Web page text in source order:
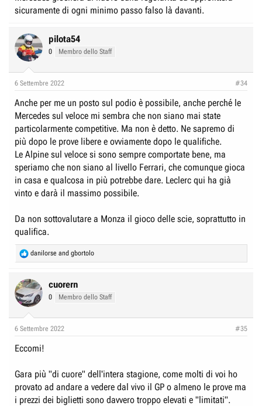
sicuramente di ogni minimo passo falso là davanti.
pilota54
0 Membro dello Staff
6 Settembre 2022 #34
Anche per me un posto sul podio è possibile, anche perché le
Mercedes sul veloce mi sembra che non siano mai state
particolarmente competitive. Ma non è detto. Ne sapremo di
più dopo le prove libere e ovviamente dopo le qualifiche.
Le Alpine sul veloce si sono sempre comportate bene, ma
speriamo che non siano al livello Ferrari, che comunque gioca
in casa e qualcosa in più potrebbe dare. Leclerc qui ha già
vinto e darà il massimo possibile.
Da non sottovalutare a Monza il gioco delle scie, soprattutto in
qualifica.
R
e
c
t
i
s
danilorse and gbortolo
cuorern
0 Membro dello Staff
6 Settembre 2022 #35
Eccomi!
Gara più "di cuore" dell'intera stagione, come molti di voi ho
provato ad andare a vedere dal vivo il GP o almeno le prove ma
i prezzi dei biglietti sono davvero troppo elevati e "limitati".